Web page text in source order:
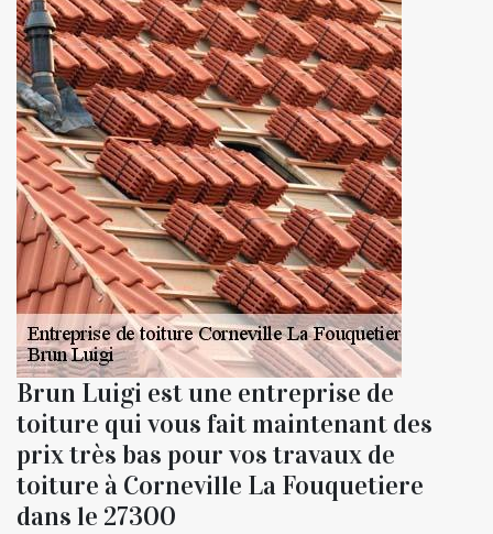
Brun Luigi est une entreprise de
toiture qui vous fait maintenant des
prix très bas pour vos travaux de
toiture à Corneville La Fouquetiere
dans le 27300